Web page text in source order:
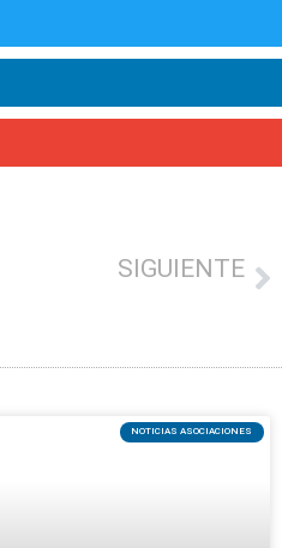
SIGUIENTE
NOTICIAS ASOCIACIONES